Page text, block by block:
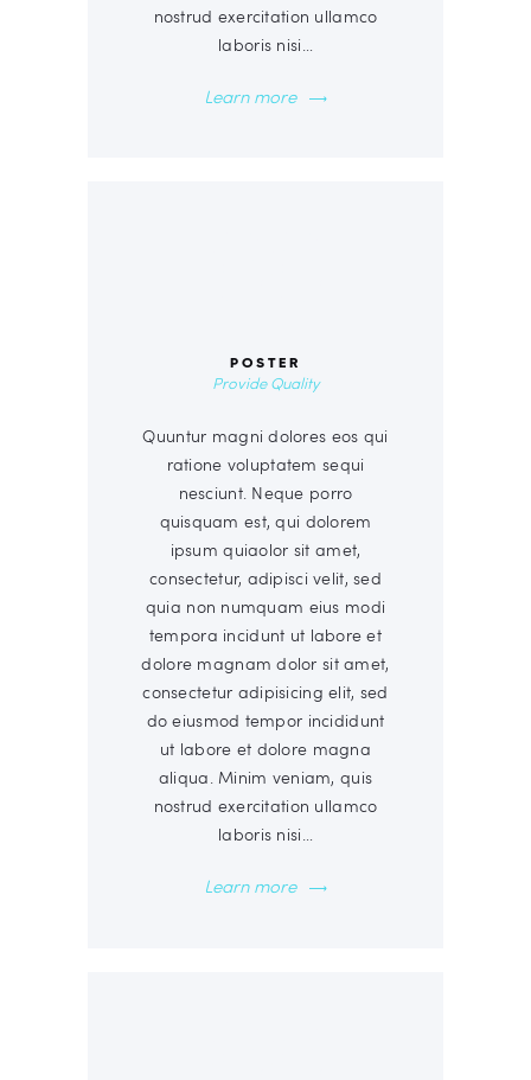
nostrud exercitation ullamco
laboris nisi…
Learn more
POSTER
Provide Quality
Quuntur magni dolores eos qui
ratione voluptatem sequi
nesciunt. Neque porro
quisquam est, qui dolorem
ipsum quiaolor sit amet,
consectetur, adipisci velit, sed
quia non numquam eius modi
tempora incidunt ut labore et
dolore magnam dolor sit amet,
consectetur adipisicing elit, sed
do eiusmod tempor incididunt
ut labore et dolore magna
aliqua. Minim veniam, quis
nostrud exercitation ullamco
laboris nisi…
Learn more